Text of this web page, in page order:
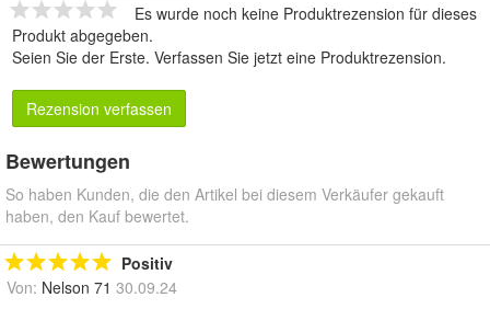
Es wurde noch keine Produktrezension für dieses
Produkt abgegeben.
Seien Sie der Erste. Verfassen Sie jetzt eine Produktrezension.
Rezension verfassen
Bewertungen
So haben Kunden, die den Artikel bei diesem Verkäufer gekauft
haben, den Kauf bewertet.
Positiv
Von: Nelson 71 30.09.24